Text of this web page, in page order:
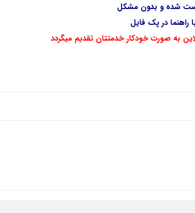
شده و بدون مشکل
راهنما در پک فایل
به صورت خودکار خدمتتان تقدیم میگردد